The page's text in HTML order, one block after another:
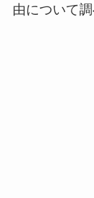
由について調